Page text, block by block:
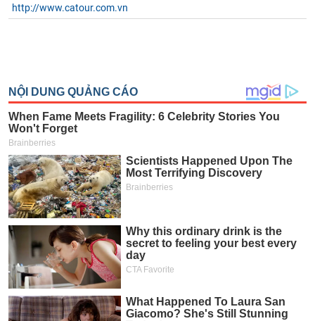
http://www.catour.com.vn